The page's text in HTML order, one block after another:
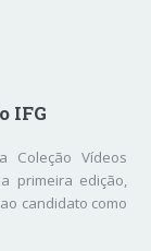
IFG
Coleção Vídeos
primeira edição,
candidato como